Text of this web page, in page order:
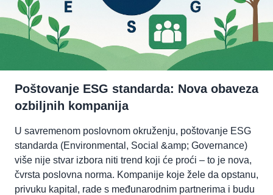
Poštovanje ESG standarda: Nova obaveza
ozbiljnih kompanija
U savremenom poslovnom okruženju, poštovanje ESG
standarda (Environmental, Social &amp; Governance)
više nije stvar izbora niti trend koji će proći – to je nova,
čvrsta poslovna norma. Kompanije koje žele da opstanu,
privuku kapital, rade s međunarodnim partnerima i budu